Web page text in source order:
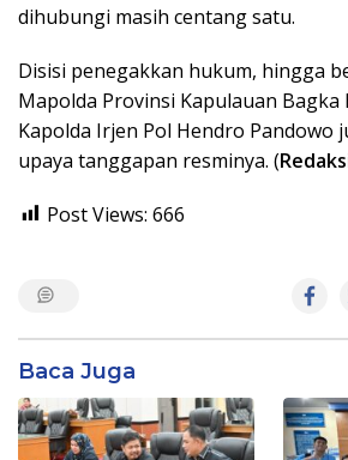
dihubungi masih centang satu.
Disisi penegakkan hukum, hingga
Mapolda Provinsi Kapulauan
Kapolda Irjen Pol Hendro Pandowo
upaya tanggapan resminya. (
Post Views: 666
Baca Juga